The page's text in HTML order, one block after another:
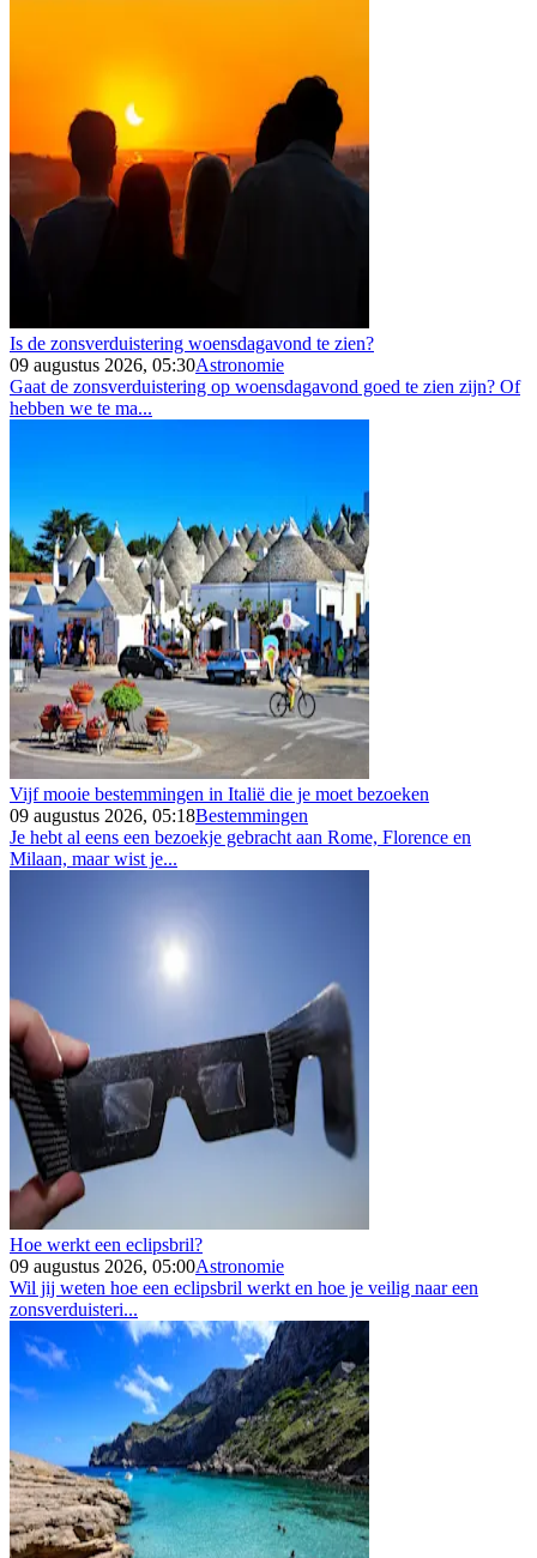
Is de zonsverduistering woensdagavond te zien?
09 augustus 2026, 05:30Astronomie
Gaat de zonsverduistering op woensdagavond goed te zien zijn? Of
hebben we te ma...
Vijf mooie bestemmingen in Italië die je moet bezoeken
09 augustus 2026, 05:18Bestemmingen
Je hebt al eens een bezoekje gebracht aan Rome, Florence en
Milaan, maar wist je...
Hoe werkt een eclipsbril?
09 augustus 2026, 05:00Astronomie
Wil jij weten hoe een eclipsbril werkt en hoe je veilig naar een
zonsverduisteri...